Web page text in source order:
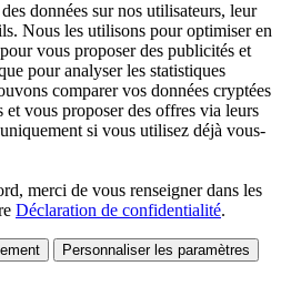
données sur nos utilisateurs, leur
Nous les utilisons pour optimiser en
vous proposer des publicités et
pour analyser les statistiques
comparer vos données cryptées
et vous proposer des offres via leurs
si vous utilisez déjà vous-
merci de vous renseigner dans les
Déclaration de confidentialité.
Personnaliser les paramètres